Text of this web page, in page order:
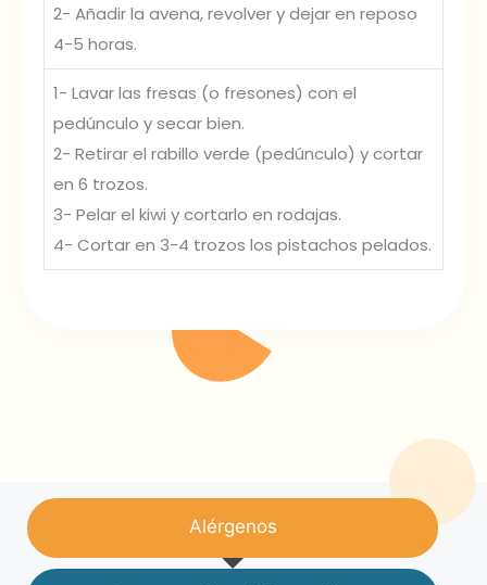
2- Añadir la avena, revolver y dejar en reposo
4-5 horas.
1- Lavar las fresas (o fresones) con el
pedúnculo y secar bien.
2- Retirar el rabillo verde (pedúnculo) y cortar
en 6 trozos.
3- Pelar el kiwi y cortarlo en rodajas.
4- Cortar en 3-4 trozos los pistachos pelados.
Alérgenos